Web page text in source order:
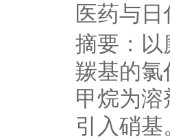
医药与
摘要：
羰基的氯
甲烷为
引入硝